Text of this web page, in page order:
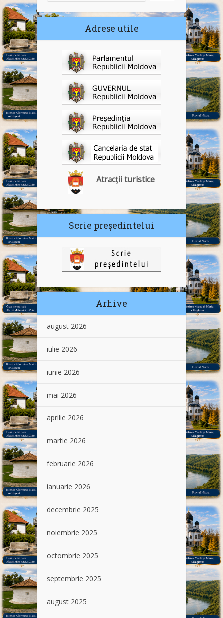
Adrese utile
Atracții turistice
Scrie președintelui
Arhive
august 2026
iulie 2026
iunie 2026
mai 2026
aprilie 2026
martie 2026
februarie 2026
ianuarie 2026
decembrie 2025
noiembrie 2025
octombrie 2025
septembrie 2025
august 2025